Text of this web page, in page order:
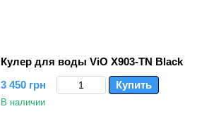
Кулер для воды ViO X903-TN Black
3 450 грн
Купить
В наличии